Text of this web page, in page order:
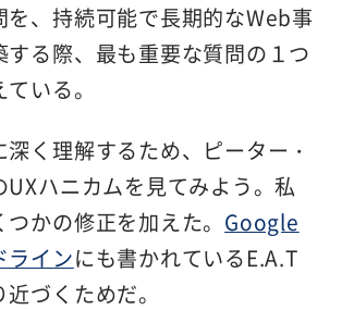
を、持続可能で長期的なWeb事
する際、最も重要な質問の１つ
いる。
深く理解するため、ピーター・
UXハニカムを見てみよう。私
かの修正を加えた。 Google
ラインにも書かれているE.A.T
づくためだ。